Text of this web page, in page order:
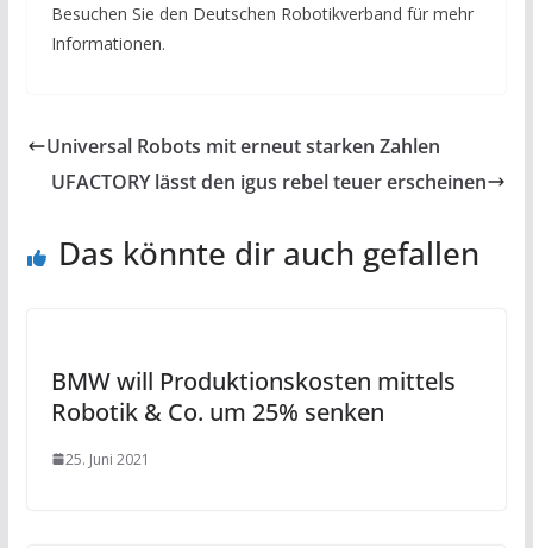
Besuchen Sie den Deutschen Robotikverband für mehr
Informationen.
Universal Robots mit erneut starken Zahlen
UFACTORY lässt den igus rebel teuer erscheinen
Das könnte dir auch gefallen
BMW will Produktionskosten mittels
Robotik & Co. um 25% senken
25. Juni 2021